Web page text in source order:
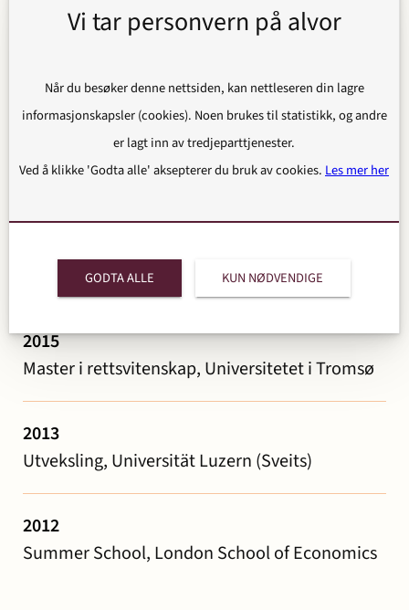
Trainee, Kluge Advokatfirma AS
Praktikant, Kystverket
Utdannelse
2015
Master i rettsvitenskap, Universitetet i Tromsø
2013
Utveksling, Universität Luzern (Sveits)
2012
Summer School, London School of Economics
Vi tar personvern på alvor
Når du besøker denne nettsiden, kan nettleseren din lagre
informasjonskapsler (cookies). Noen brukes til statistikk, og andre
er lagt inn av tredjeparttjenester.
Ved å klikke 'Godta alle' aksepterer du bruk av cookies. Les mer her
GODTA ALLE KUN NØDVENDIGE